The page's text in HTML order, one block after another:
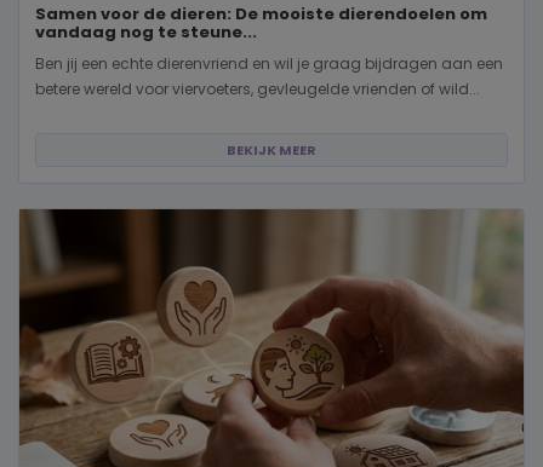
Samen voor de dieren: De mooiste dierendoelen om
vandaag nog te steune...
Ben jij een echte dierenvriend en wil je graag bijdragen aan een
betere wereld voor viervoeters, gevleugelde vrienden of wild...
BEKIJK MEER